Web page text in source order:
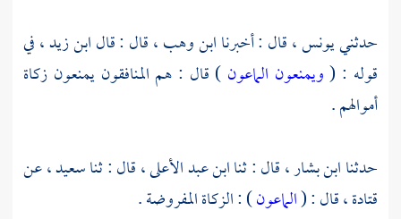
حدثنييونس ،قال : أخبرناابن وهب ،قال : قالابن زيد ،في
قوله : (ويمنعون الماعون ) قال : هم المنافقون يمنعون زكاة
أموالهم .
حدثناابن بشار، قال : ثناابن عبد الأعلى، قال : ثناسعيد ،عن
قتادة، قال : (الماعون) : الزكاة المفروضة .